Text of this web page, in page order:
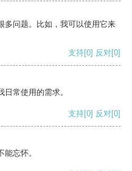
多问题。比如，我可以使用它来
支持[0] 反对[0]
常使用的需求。
支持[0] 反对[0]
忘怀。